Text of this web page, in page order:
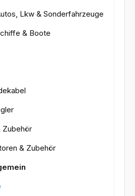
Lkw & Sonderfahrzeuge
& Boote
Zubehör
& Zubehör